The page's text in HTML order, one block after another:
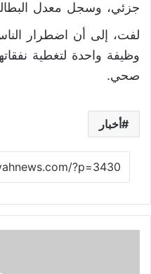
جزئي، وسجل معدل البطالة
لفت، إلى أن اضطرار
وظيفة واحدة لتغطية
صحي.
أخبار